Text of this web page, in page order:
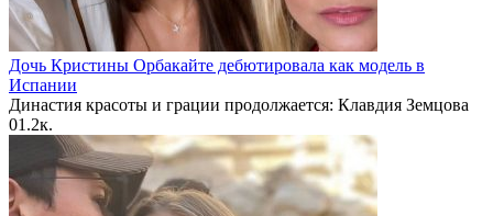
Дочь Кристины Орбакайте дебютировала как модель в
Испании
Династия красоты и грации продолжается: Клавдия Земцова
01.2к.